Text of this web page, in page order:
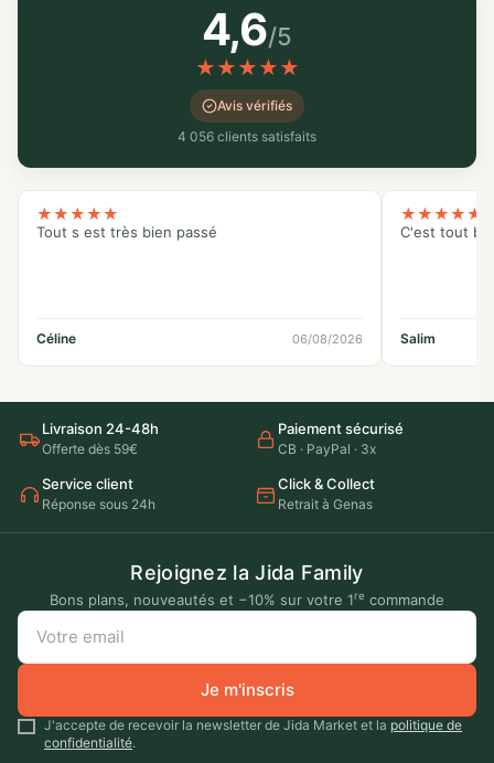
4,6/5
★★★★★
Avis vérifiés
4 056 clients satisfaits
★★★★★
Tout s est très bien passé
Céline 06/08/2026
★★★★★
C'est tout
Salim
Livraison 24-48h
Offerte dès 59€
Paiement sécurisé
CB · PayPal · 3x
Service client
Réponse sous 24h
Click & Collect
Retrait à Genas
Rejoignez la Jida Family
Bons plans, nouveautés et −10% sur votre 1re commande
Votre
email
Je m'inscris
J'accepte de recevoir la newsletter de Jida Market et la politique de
confidentialité.